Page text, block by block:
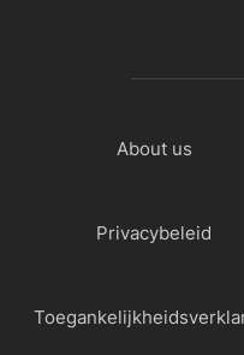
About us
Privacybeleid